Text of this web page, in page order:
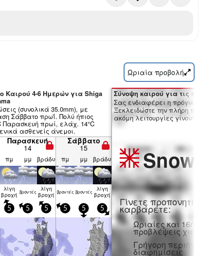
Ωριαία προβολή
Καιρού 4-6 Ημερών για Shiga
(συνολικά 35.0mm), με
Σάββατο πρωΐ. Πολύ ήπιος
Παρασκευή πρωί, ελάχ. 14°C
ασθενείς άνεμοι.
Παρασκευή
14
Σάββατο
15
πμ μμ βράδυ πμ μμ βράδυ
λίγη
βροχή βρον­τές λίγη
βροχή βρον­τές βρον­τές λίγη
βροχή
5 5 5 5 5 5
Σύνοψη καιρού για τις ημέρες
Σας ενδιαφέρει η πρόγνωση 16
Ξεκλειδώστε την πλήρη
ακόμη λειτουργίες γίνοντας
Snow
Γίνετε προπονητή και
καρβάρετε:
Ωριαίες και
προβλέψεις χιονιού
Γρήγορη περιήγηση
διαφημίσεις